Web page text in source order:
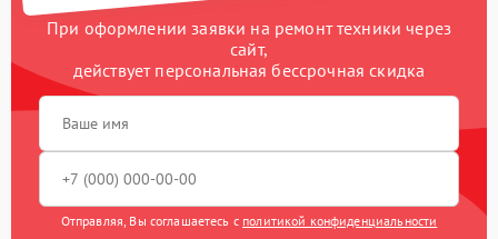
При оформлении заявки на ремонт техники через
сайт,
действует персональная бессрочная скидка
Отправляя, Вы соглашаетесь с политикой конфиденциальности